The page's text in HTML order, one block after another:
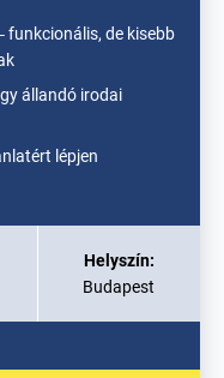
funkcionális, de kisebb
állandó irodai
lépjen
Helyszín:
Budapest